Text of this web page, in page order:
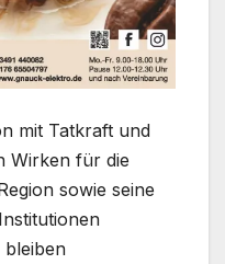
mit Tatkraft und
Wirken für die
sowie seine
bleiben